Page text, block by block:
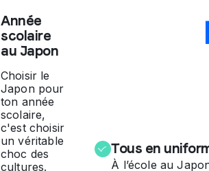
Année
scolaire
au Japon
Choisir le
Japon pour
ton année
scolaire,
c'est choisir
un véritable
choc des
cultures.
Tous en
À l’école au